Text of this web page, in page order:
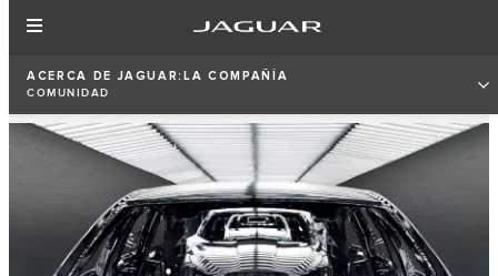
ACERCA DE JAGUAR:LA COMPAÑÍA
COMUNIDAD